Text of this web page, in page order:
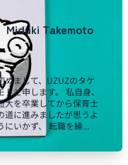
Miduki Takemoto
めまして、UZUZのタケ
トと申します。 私自身、
大を卒業してから保育士
道に進みましたが思うよ
にいかず、 転職を繰...